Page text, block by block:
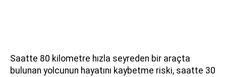
Saatte 80 kilometre hızla seyreden bir araçta
bulunan yolcunun hayatını kaybetme riski, saatte 30